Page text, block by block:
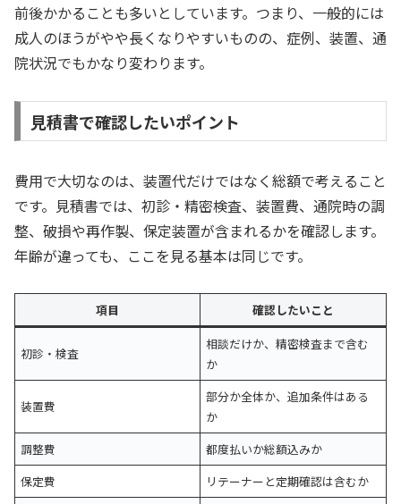
前後かかることも多いとしています。つまり、一般的には
成人のほうがやや長くなりやすいものの、症例、装置、通
院状況でもかなり変わります。
見積書で確認したいポイント
費用で大切なのは、装置代だけではなく総額で考えること
です。見積書では、初診・精密検査、装置費、通院時の調
整、破損や再作製、保定装置が含まれるかを確認します。
年齢が違っても、ここを見る基本は同じです。
項目 確認したいこと
初診・検査
相談だけか、精密検査まで含む
か
装置費
部分か全体か、追加条件はある
か
調整費
都度払いか総額込みか
保定費
リテーナーと定期確認は含むか